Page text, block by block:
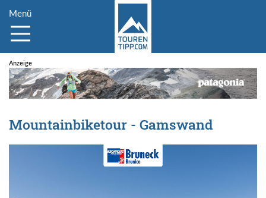
Menü
Mountainbiketour - Gamswand